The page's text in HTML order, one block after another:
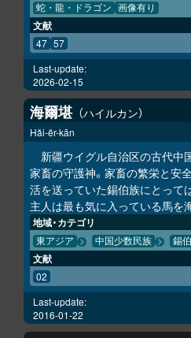
蛇・龍・ドラゴン 画像有り
文献
47 57
Last-update:
2026-02-15
海爾堪 ハイルカン
Hǎi-ĕr-kān
新疆ウイグル自治区の古代中
家畜の守護神。家畜の繁栄と安
活を送っていた錫伯族にとって
主人は最も気に入っている馬を
地域・カテゴリ
東アジア 中国少数民族 錫
文献
02
Last-update:
2016-01-22